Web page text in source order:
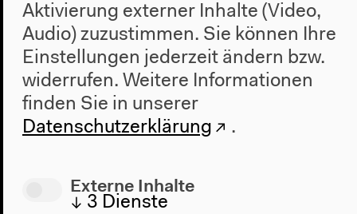
Übersetzerin: Karin Betz
Karin Betz ist Kulturvermittlerin, Herausgeberin,
Moderatorin und DJ. Sie übersetzt chinesische und
englische Literatur von Autor*innen wie Liao Yiwu,
Liu Cixin, Liu Xiaobo und Mo Yan.
Aktivierung externer Inhalte (Video,
Audio) zuzustimmen. Sie können Ihre
Einstellungen jederzeit ändern bzw.
widerrufen. Weitere Informationen
finden Sie in unserer
Datenschutzerklärung
.
Externe Inhalte
↓ 3 Dienste